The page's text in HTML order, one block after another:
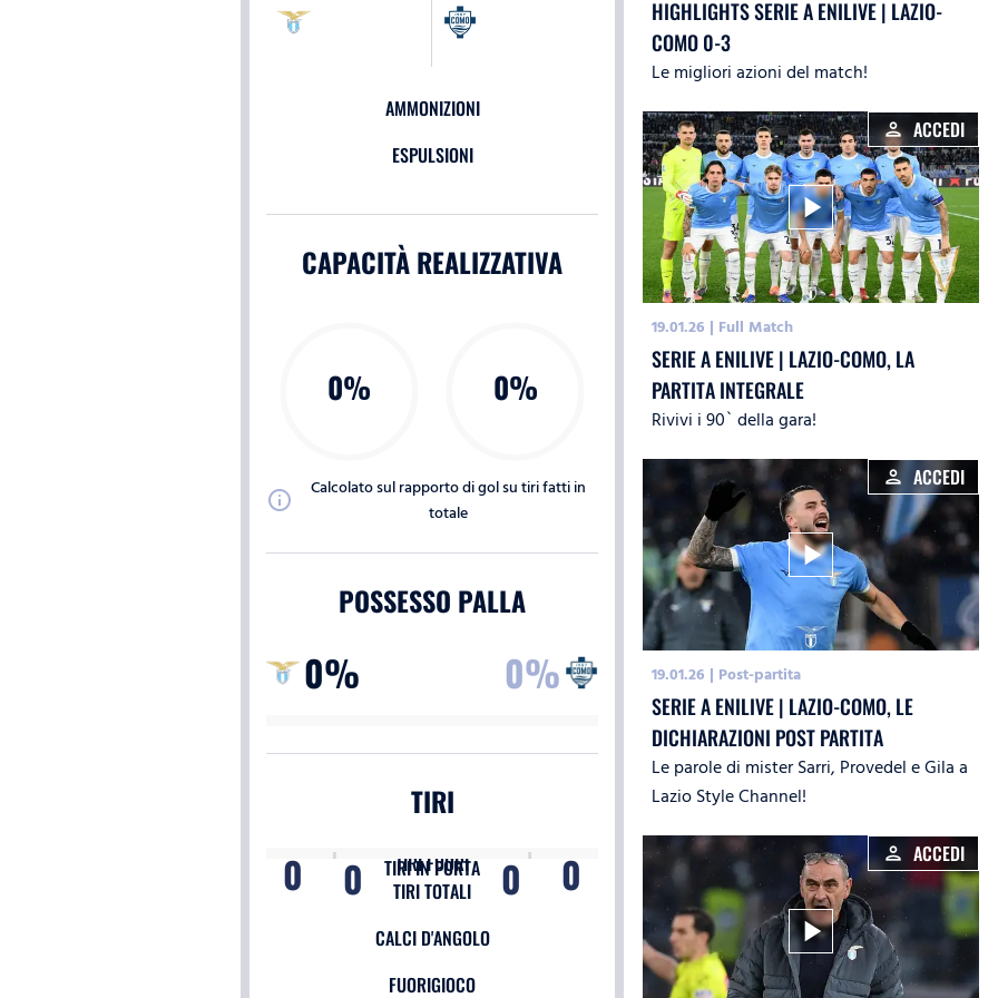
AMMONIZIONI
ESPULSIONI
CAPACITÀ REALIZZATIVA
0% 0%
info
Calcolato sul rapporto di gol su tiri fatti in
totale
POSSESSO PALLA
0% 0%
TIRI
0 TIRI FUORI 0
0 TIRI IN PORTA 0
TIRI TOTALI
CALCI D'ANGOLO
FUORIGIOCO
HIGHLIGHTS SERIE A ENILIVE | LAZIO-
COMO 0-3
Le migliori azioni del match!
person ACCEDI
play_arrow
19.01.26 | Full Match
SERIE A ENILIVE | LAZIO-COMO, LA
PARTITA INTEGRALE
Rivivi i 90` della gara!
person ACCEDI
play_arrow
19.01.26 | Post-partita
SERIE A ENILIVE | LAZIO-COMO, LE
DICHIARAZIONI POST PARTITA
Le parole di mister Sarri, Provedel e Gila a
Lazio Style Channel!
person ACCEDI
play_arrow